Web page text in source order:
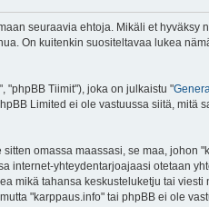
seuraavia ehtoja. Mikäli et hyväksy
On kuitenkin suositeltavaa lukea
"phpBB Tiimit"), joka on julkaistu "
Limited ei ole vastuussa siitä, mitä
omassa maassasi, se maa, johon
internet-yhteydentarjoajaasi otetaan
mikä tahansa keskusteluketju tai viesti
"karppaus.info" tai phpBB ei ole